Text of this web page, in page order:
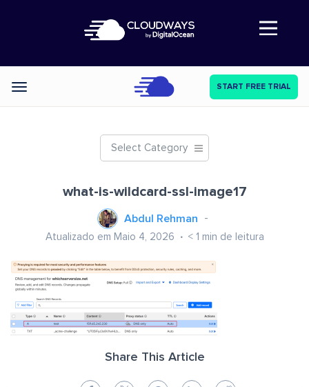
Abre a navegação
Categories START FREE TRIAL
Select Category
what-is-wildcard-ssl-image17
Abdul Rehman
Atualizado em Maio 4, 2026 < 1 min de leitura
Share This Article